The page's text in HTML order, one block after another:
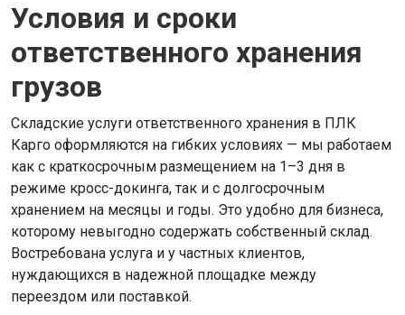
Условия и сроки
ответственного хранения
грузов
Складские услуги ответственного хранения в ПЛК
Карго оформляются на гибких условиях — мы работаем
как с краткосрочным размещением на 1–3 дня в
режиме кросс-докинга, так и с долгосрочным
хранением на месяцы и годы. Это удобно для бизнеса,
которому невыгодно содержать собственный склад.
Востребована услуга и у частных клиентов,
нуждающихся в надежной площадке между
переездом или поставкой.